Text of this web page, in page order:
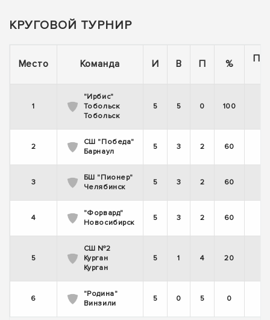
КРУГОВОЙ ТУРНИР
Место Команда И В П %
1
"Ирбис"
Тобольск
Тобольск
5 5 0 100
2
СШ "Победа"
Барнаул
5 3 2 60
3
БШ "Пионер"
Челябинск
5 3 2 60
4
"Форвард"
Новосибирск
5 3 2 60
5
СШ №2
Курган
Курган
5 1 4 20
6
"Родина"
Винзили
5 0 5 0